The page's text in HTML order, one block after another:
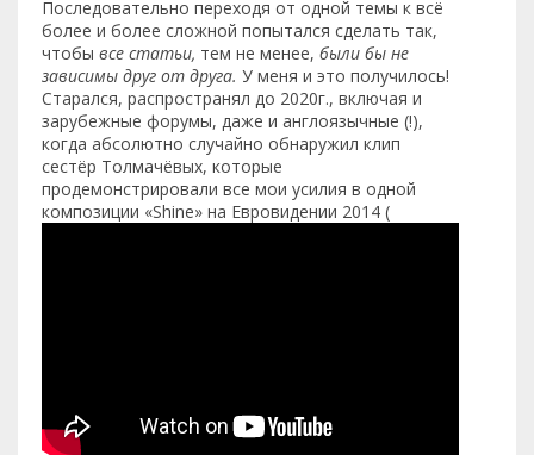
Последовательно переходя от одной темы к всё
более и более сложной попытался сделать так,
чтобы все статьи, тем не менее, были бы не
зависимы друг от друга. У меня и это получилось!
Старался, распространял до 2020г., включая и
зарубежные форумы, даже и англоязычные (!),
когда абсолютно случайно обнаружил клип
сестёр Толмачёвых, которые
продемонстрировали все мои усилия в одной
композиции «Shine» на Евровидении 2014 (